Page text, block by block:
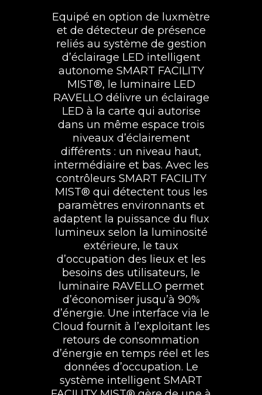
Equipé en option de luxmètre
et de détecteur de présence
reliés au système de gestion
d’éclairage LED intelligent
autonome SMART FACILITY
MIST®, le luminaire LED
RAVELLO délivre un éclairage
LED à la carte qui autorise
dans un même espace trois
niveaux d’éclairement
différents : un niveau haut,
intermédiaire et bas. Avec les
contrôleurs SMART FACILITY
MIST® qui détectent tous les
paramètres environnants et
adaptent la puissance du flux
lumineux selon la luminosité
extérieure, le taux
d’occupation des lieux et les
besoins des utilisateurs, le
luminaire RAVELLO permet
d’économiser jusqu’à 90%
d’énergie. Une interface via le
Cloud fournit à l’exploitant les
retours de consommation
d’énergie en temps réel et les
données d’occupation. Le
système intelligent SMART